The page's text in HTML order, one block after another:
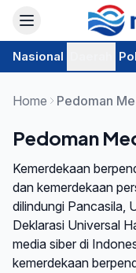
Nasional
Home Pedoman
Pedoman
Kemerdekaan
dan kemerdekaan
dilindungi Pancasila,
Deklarasi Universal
media siber di
kemerdekaan